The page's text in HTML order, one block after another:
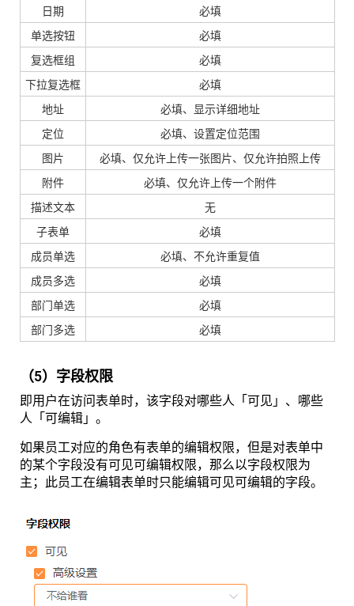
日期
必填
单选按钮
必填
复选框组
必填
下拉复选框
必填
地址
必填、显示详细地址
定位
必填、设置定位范围
图片
必填、仅允许上传一张图片、仅允许拍照上传
附件
必填、仅允许上传一个附件
描述文本
无
子表单
必填
成员单选
必填、不允许重复值
成员多选
必填
部门单选
必填
部门多选
必填
（5）字段权限
即用户在访问表单时，该字段对哪些人「可见」、哪些
人「可编辑」。
如果员工对应的角色有表单的编辑权限，但是对表单中
的某个字段没有可见可编辑权限，那么以字段权限为
主；此员工在编辑表单时只能编辑可见可编辑的字段。